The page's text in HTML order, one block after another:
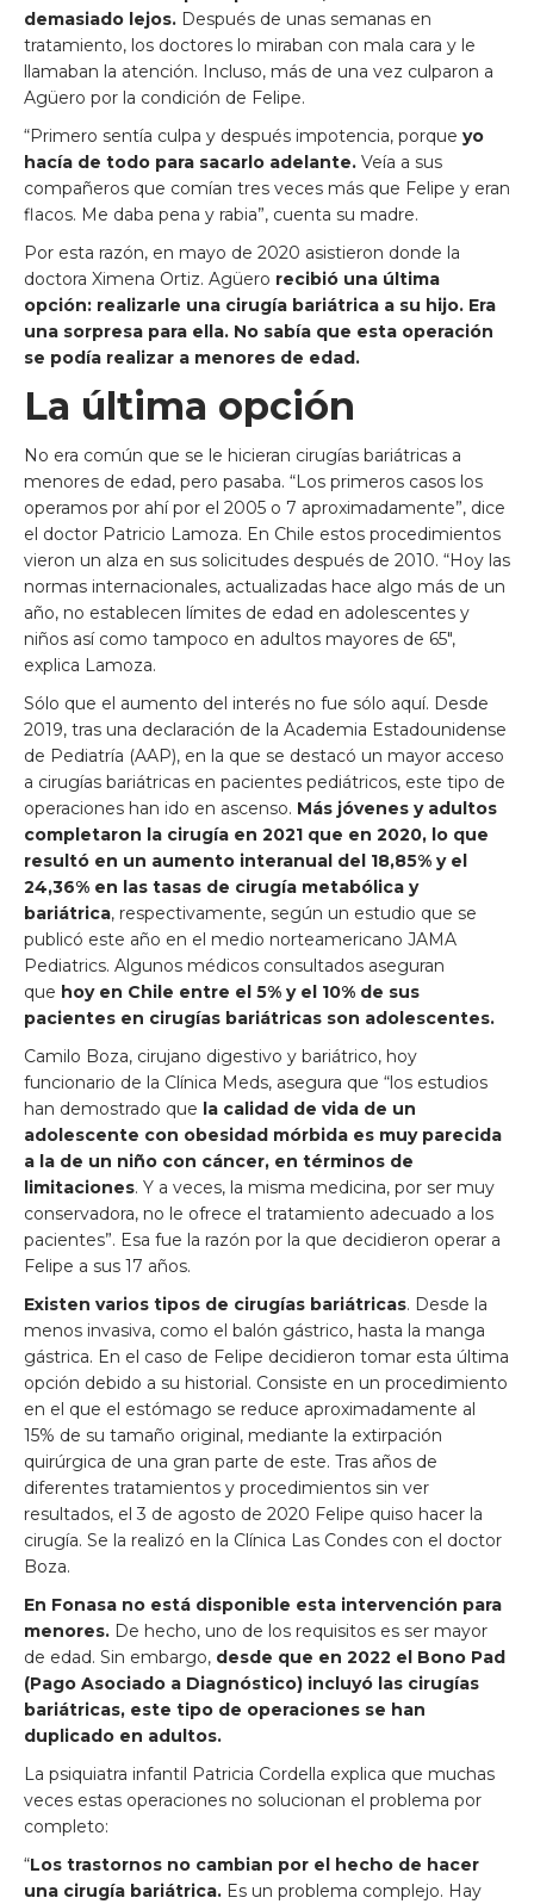
demasiado lejos. Después de unas semanas en
tratamiento, los doctores lo miraban con mala cara y le
llamaban la atención. Incluso, más de una vez culparon a
Agüero por la condición de Felipe.
“Primero sentía culpa y después impotencia, porque yo
hacía de todo para sacarlo adelante. Veía a sus
compañeros que comían tres veces más que Felipe y eran
flacos. Me daba pena y rabia”, cuenta su madre.
Por esta razón, en mayo de 2020 asistieron donde la
doctora Ximena Ortiz. Agüero recibió una última
opción: realizarle una cirugía bariátrica a su hijo. Era
una sorpresa para ella. No sabía que esta operación
se podía realizar a menores de edad.
La última opción
No era común que se le hicieran cirugías bariátricas a
menores de edad, pero pasaba. “Los primeros casos los
operamos por ahí por el 2005 o 7 aproximadamente”, dice
el doctor Patricio Lamoza. En Chile estos procedimientos
vieron un alza en sus solicitudes después de 2010. “Hoy las
normas internacionales, actualizadas hace algo más de un
año, no establecen límites de edad en adolescentes y
niños así como tampoco en adultos mayores de 65″,
explica Lamoza.
Sólo que el aumento del interés no fue sólo aquí. Desde
2019, tras una declaración de la Academia Estadounidense
de Pediatría (AAP), en la que se destacó un mayor acceso
a cirugías bariátricas en pacientes pediátricos, este tipo de
operaciones han ido en ascenso. Más jóvenes y adultos
completaron la cirugía en 2021 que en 2020, lo que
resultó en un aumento interanual del 18,85% y el
24,36% en las tasas de cirugía metabólica y
bariátrica, respectivamente, según un estudio que se
publicó este año en el medio norteamericano JAMA
Pediatrics. Algunos médicos consultados aseguran
que hoy en Chile entre el 5% y el 10% de sus
pacientes en cirugías bariátricas son adolescentes.
Camilo Boza, cirujano digestivo y bariátrico, hoy
funcionario de la Clínica Meds, asegura que “los estudios
han demostrado que la calidad de vida de un
adolescente con obesidad mórbida es muy parecida
a la de un niño con cáncer, en términos de
limitaciones. Y a veces, la misma medicina, por ser muy
conservadora, no le ofrece el tratamiento adecuado a los
pacientes”. Esa fue la razón por la que decidieron operar a
Felipe a sus 17 años.
Existen varios tipos de cirugías bariátricas. Desde la
menos invasiva, como el balón gástrico, hasta la manga
gástrica. En el caso de Felipe decidieron tomar esta última
opción debido a su historial. Consiste en un procedimiento
en el que el estómago se reduce aproximadamente al
15% de su tamaño original, mediante la extirpación
quirúrgica de una gran parte de este. Tras años de
diferentes tratamientos y procedimientos sin ver
resultados, el 3 de agosto de 2020 Felipe quiso hacer la
cirugía. Se la realizó en la Clínica Las Condes con el doctor
Boza.
En Fonasa no está disponible esta intervención para
menores. De hecho, uno de los requisitos es ser mayor
de edad. Sin embargo, desde que en 2022 el Bono Pad
(Pago Asociado a Diagnóstico) incluyó las cirugías
bariátricas, este tipo de operaciones se han
duplicado en adultos.
La psiquiatra infantil Patricia Cordella explica que muchas
veces estas operaciones no solucionan el problema por
completo:
“Los trastornos no cambian por el hecho de hacer
una cirugía bariátrica. Es un problema complejo. Hay